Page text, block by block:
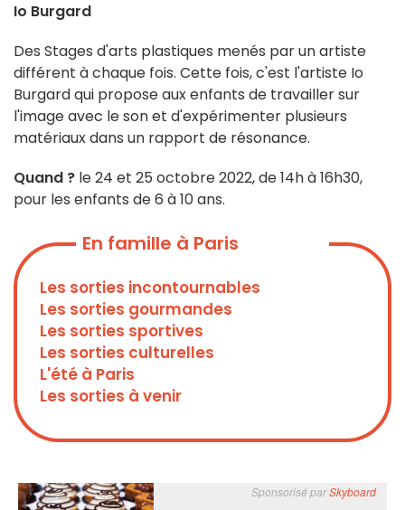
Io Burgard
Des Stages d'arts plastiques menés par un artiste
différent à chaque fois. Cette fois, c'est l'artiste Io
Burgard qui propose aux enfants de travailler sur
l'image avec le son et d'expérimenter plusieurs
matériaux dans un rapport de résonance.
Quand ? le 24 et 25 octobre 2022, de 14h à 16h30,
pour les enfants de 6 à 10 ans.
En famille à Paris
Les sorties incontournables
Les sorties gourmandes
Les sorties sportives
Les sorties culturelles
L'été à Paris
Les sorties à venir